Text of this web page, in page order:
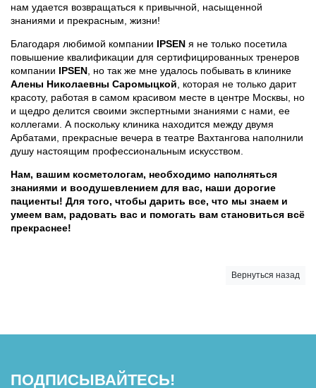
нам удается возвращаться к привычной, насыщенной
знаниями и прекрасным, жизни!
Благодаря любимой компании IPSEN я не только посетила
повышение квалификации для сертифицированных тренеров
компании IPSEN , но так же мне удалось побывать в клинике
Алены Николаевны Саромыцкой , которая не только дарит
красоту, работая в самом красивом месте в центре Москвы, но
и щедро делится своими экспертными знаниями с нами, ее
коллегами. А поскольку клиника находится между двумя
Арбатами, прекрасные вечера в театре Вахтангова наполнили
душу настоящим профессиональным искусством.
Нам, вашим косметологам, необходимо наполняться
знаниями и воодушевлением для вас, наши дорогие
пациенты! Для того, чтобы дарить все, что мы знаем и
умеем вам, радовать вас и помогать вам становиться всё
прекраснее!
Вернуться назад
ПОДПИСЫВАЙТЕСЬ!